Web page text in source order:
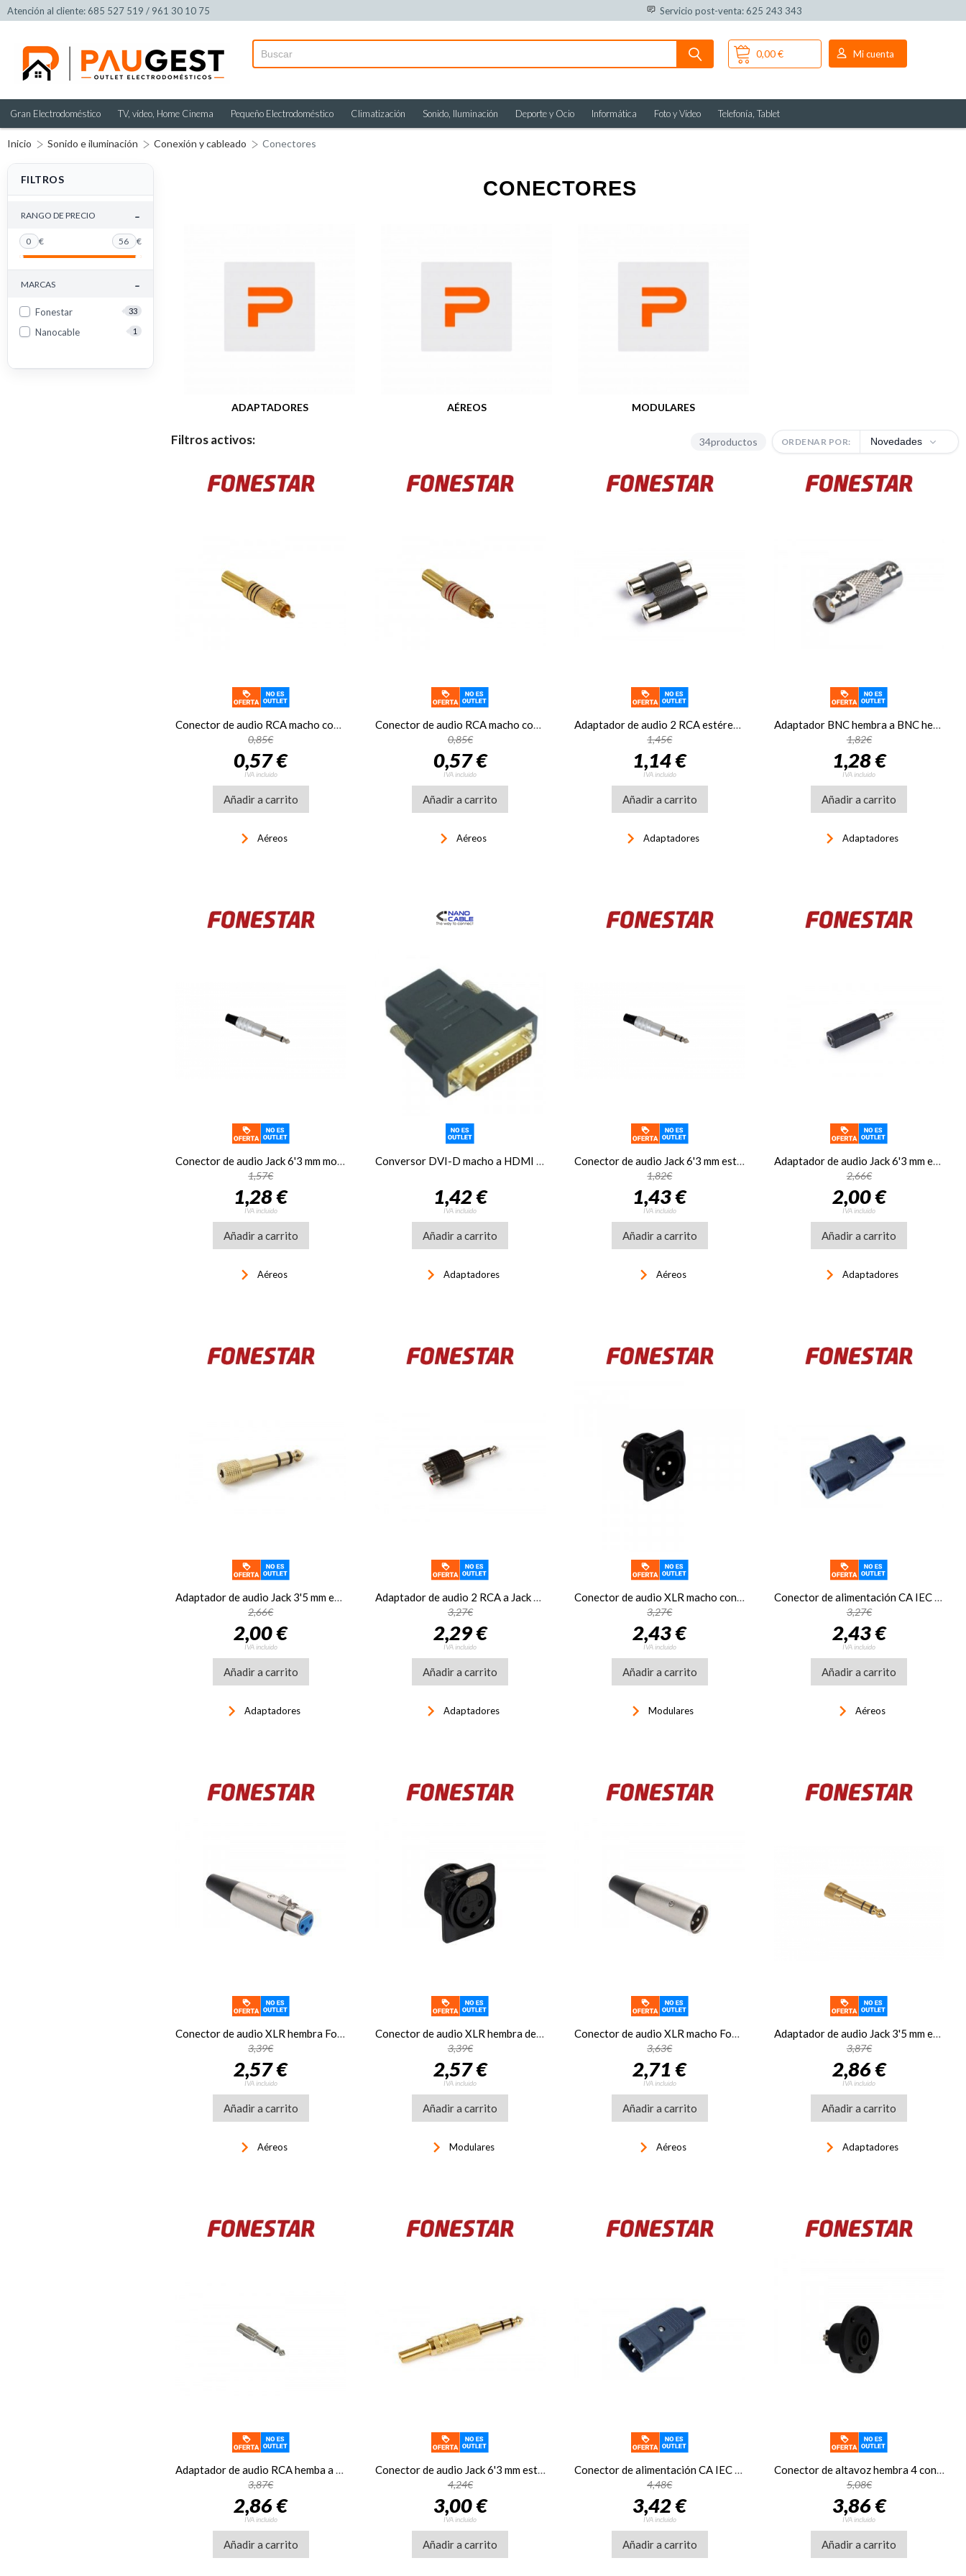
Atención al cliente: 685 527 519 / 961 30 10 75 Servicio post-venta: 625 243 343
0,00 € Mi cuenta
Gran Electrodoméstico TV, vídeo, Home Cinema Pequeño Electrodoméstico Climatización Sonido, Iluminación Deporte y Ocio Informática Foto y Vídeo Telefonía, Tablet
Inicio Sonido e iluminación Conexión y cableado Conectores
FILTROS
RANGO DE PRECIO -
0 € 56 €
MARCAS -
Fonestar 33
Nanocable 1
CONECTORES
ADAPTADORES AÉREOS MODULARES
34productos ORDENAR POR: Novedades
Filtros activos:
Conector de audio RCA macho con muelle Fonestar 7285G-NE
0,85€
0,57 €
IVA incluido
Añadir a carrito
keyboard_arrow_right Aéreos
Conector de audio RCA macho con muelle Fonestar 7285G-RO
0,85€
0,57 €
IVA incluido
Añadir a carrito
keyboard_arrow_right Aéreos
Adaptador de audio 2 RCA estéreo hembra a 2 RCA estéreo hembra Fonestar AA-460-2
1,45€
1,14 €
IVA incluido
Añadir a carrito
keyboard_arrow_right Adaptadores
Adaptador BNC hembra a BNC hembra Fonestar 7105
1,82€
1,28 €
IVA incluido
Añadir a carrito
keyboard_arrow_right Adaptadores
Conector de audio Jack 6'3 mm mono macho Fonestar S-631
1,57€
1,28 €
IVA incluido
Añadir a carrito
keyboard_arrow_right Aéreos
Conversor DVI-D macho a HDMI hembra Nanocable negro
1,42 €
IVA incluido
Añadir a carrito
keyboard_arrow_right Adaptadores
Conector de audio Jack 6'3 mm estéreo macho Fonestar S-632
1,82€
1,43 €
IVA incluido
Añadir a carrito
keyboard_arrow_right Aéreos
Adaptador de audio Jack 6'3 mm estéreo hembra a Jack 3'5 mm estéreo macho Fonestar AA-453
2,66€
2,00 €
IVA incluido
Añadir a carrito
keyboard_arrow_right Adaptadores
Adaptador de audio Jack 3'5 mm estéreo hembra a Jack 6'3 mm estéreo macho Fonestar AA-148
2,66€
2,00 €
IVA incluido
Añadir a carrito
keyboard_arrow_right Adaptadores
Adaptador de audio 2 RCA a Jack 6'3 mm estéreo macho Fonestar AA-141
3,27€
2,29 €
IVA incluido
Añadir a carrito
keyboard_arrow_right Adaptadores
Conector de audio XLR macho con sujeción a chasis o panel para rack 19 pulgadas Fonestar SM-573
3,27€
2,43 €
IVA incluido
Añadir a carrito
keyboard_arrow_right Modulares
Conector de alimentación CA IEC 60320 C13 hembra Fonestar S-327
3,27€
2,43 €
IVA incluido
Añadir a carrito
keyboard_arrow_right Aéreos
Conector de audio XLR hembra Fonestar SM-568
3,39€
2,57 €
IVA incluido
Añadir a carrito
keyboard_arrow_right Aéreos
Conector de audio XLR hembra de panel Fonestar SM-574
3,39€
2,57 €
IVA incluido
Añadir a carrito
keyboard_arrow_right Modulares
Conector de audio XLR macho Fonestar SM-567
3,63€
2,71 €
IVA incluido
Añadir a carrito
keyboard_arrow_right Aéreos
Adaptador de audio Jack 3'5 mm estéreo hembra con rosca a Jack 6'3 mm estéreo macho Fonestar AA-151
3,87€
2,86 €
IVA incluido
Añadir a carrito
keyboard_arrow_right Adaptadores
Adaptador de audio RCA hemba a Jack 6'3 mm mono macho Fonestar AA-411
3,87€
2,86 €
IVA incluido
Añadir a carrito
Conector de audio Jack 6'3 mm estéreo macho Fonestar S-101G
4,24€
3,00 €
IVA incluido
Añadir a carrito
Conector de alimentación CA IEC 60320 C14 macho Fonestar S-330
4,48€
3,42 €
IVA incluido
Añadir a carrito
Conector de altavoz hembra 4 contactos con sujeción a chasis y panel para rack 19 pulgadas Fonestar SP-800
5,08€
3,86 €
IVA incluido
Añadir a carrito